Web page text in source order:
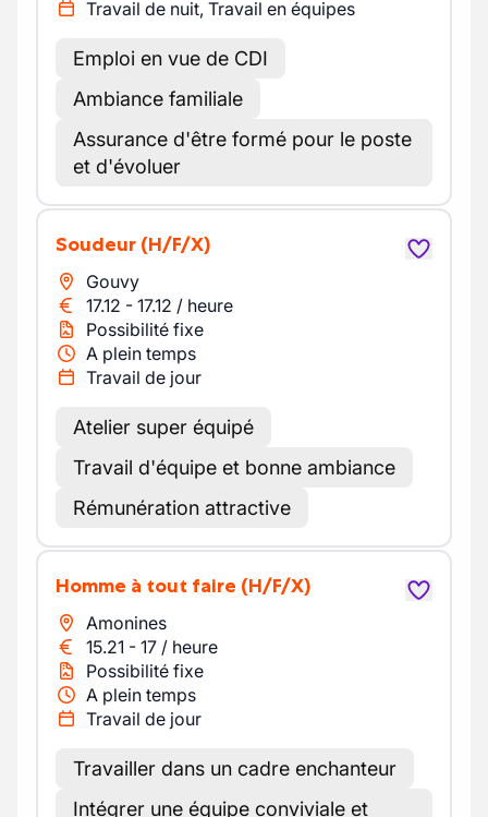
Travail de nuit, Travail en équipes
Emploi en vue de CDI
Ambiance familiale
Assurance d'être formé pour le poste
et d'évoluer
Soudeur (H/F/X)
Gouvy
17.12 - 17.12 / heure
Possibilité fixe
A plein temps
Travail de jour
Atelier super équipé
Travail d'équipe et bonne ambiance
Rémunération attractive
Homme à tout faire (H/F/X)
Amonines
15.21 - 17 / heure
Possibilité fixe
A plein temps
Travail de jour
Travailler dans un cadre enchanteur
Intégrer une équipe conviviale et